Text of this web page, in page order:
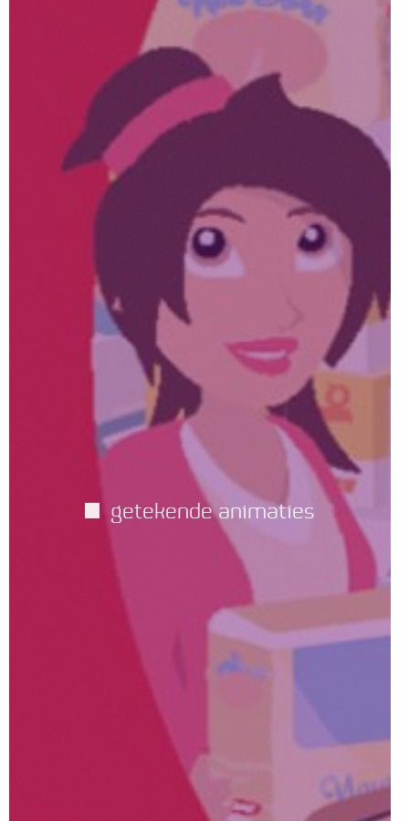
getekende animaties